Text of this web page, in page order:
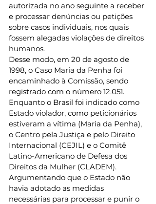
autorizada no ano seguinte a receber
e processar denúncias ou petições
sobre casos individuais, nos quais
fossem alegadas violações de direitos
humanos.
Desse modo, em 20 de agosto de
1998, o Caso Maria da Penha foi
encaminhado à Comissão, sendo
registrado com o número 12.051.
Enquanto o Brasil foi indicado como
Estado violador, como peticionários
estiveram a vítima (Maria da Penha),
o Centro pela Justiça e pelo Direito
Internacional (CEJIL) e o Comitê
Latino-Americano de Defesa dos
Direitos da Mulher (CLADEM).
Argumentando que o Estado não
havia adotado as medidas
necessárias para processar e punir o